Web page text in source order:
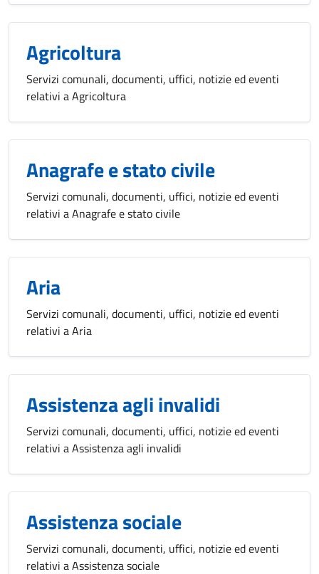
Agricoltura
Servizi comunali, documenti, uffici, notizie ed eventi
relativi a Agricoltura
Anagrafe e stato civile
Servizi comunali, documenti, uffici, notizie ed eventi
relativi a Anagrafe e stato civile
Aria
Servizi comunali, documenti, uffici, notizie ed eventi
relativi a Aria
Assistenza agli invalidi
Servizi comunali, documenti, uffici, notizie ed eventi
relativi a Assistenza agli invalidi
Assistenza sociale
Servizi comunali, documenti, uffici, notizie ed eventi
relativi a Assistenza sociale